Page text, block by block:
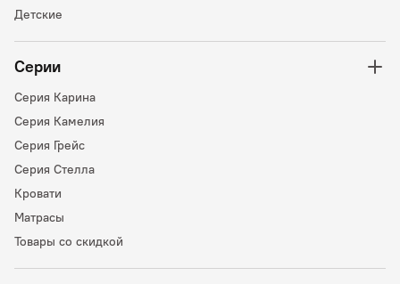
Детские
Серии
Серия Карина
Серия Камелия
Серия Грейс
Серия Стелла
Кровати
Матрасы
Товары со скидкой